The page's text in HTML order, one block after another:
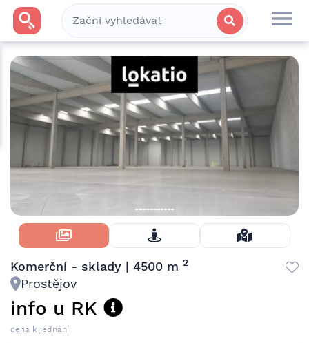
Skrýt Fotky
Komerční - sklady | 4500 m 2
Prostějov
info u RK
cena k jednání